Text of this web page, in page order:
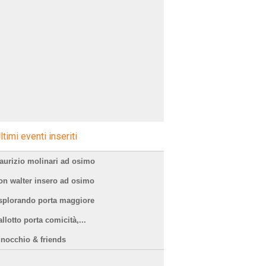
eventi inseriti
molinari ad osimo
walter insero ad osimo
porta maggiore
porta comicità,...
& friends